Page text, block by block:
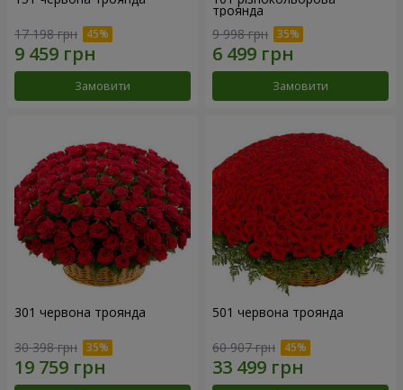
17 198 грн
Замовити
троянда
9 998 грн
Замовити
301 червона троянда
30 398 грн
501 червона троянда
60 907 грн